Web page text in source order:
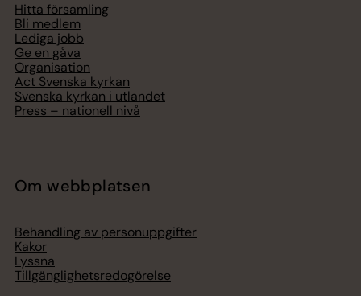
Hitta församling
Bli medlem
Lediga jobb
Ge en gåva
Organisation
Act Svenska kyrkan
Svenska kyrkan i utlandet
Press – nationell nivå
Om webbplatsen
Behandling av personuppgifter
Kakor
Lyssna
Tillgänglighetsredogörelse